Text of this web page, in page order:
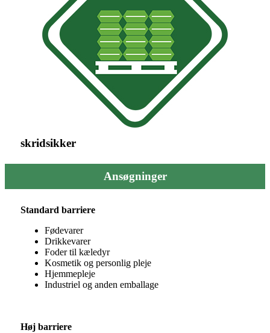
skridsikker
Ansøgninger
Standard barriere
Fødevarer
Drikkevarer
Foder til kæledyr
Kosmetik og personlig pleje
Hjemmepleje
Industriel og anden emballage
Høj barriere